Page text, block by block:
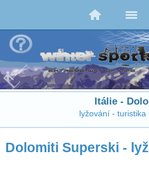
Itálie -
lyžování - turistika
Dolomiti Superski -